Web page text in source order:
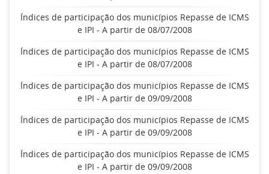
Índices de participação dos municípios Repasse de ICMS
e IPI - A partir de 08/07/2008
Índices de participação dos municípios Repasse de ICMS
e IPI - A partir de 08/07/2008
Índices de participação dos municípios Repasse de ICMS
e IPI - A partir de 09/09/2008
Índices de participação dos municípios Repasse de ICMS
e IPI - A partir de 09/09/2008
Índices de participação dos municípios Repasse de ICMS
e IPI - A partir de 09/09/2008